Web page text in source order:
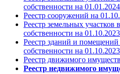
собственности на 01.01.2024
Реестр сооружений на
Реестр земельных
собственности на 01.10.2023
Реестр зданий и
собственности на 01.10.2023
Реестр движимого
Реестр недвижимого